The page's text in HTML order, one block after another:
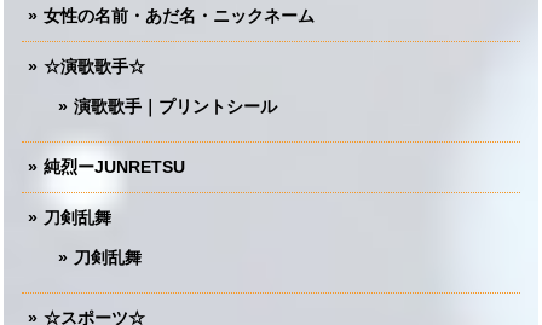
女性の名前・あだ名・ニックネーム
☆演歌歌手☆
演歌歌手｜プリントシール
純烈ーJUNRETSU
刀剣乱舞
刀剣乱舞
☆スポーツ☆